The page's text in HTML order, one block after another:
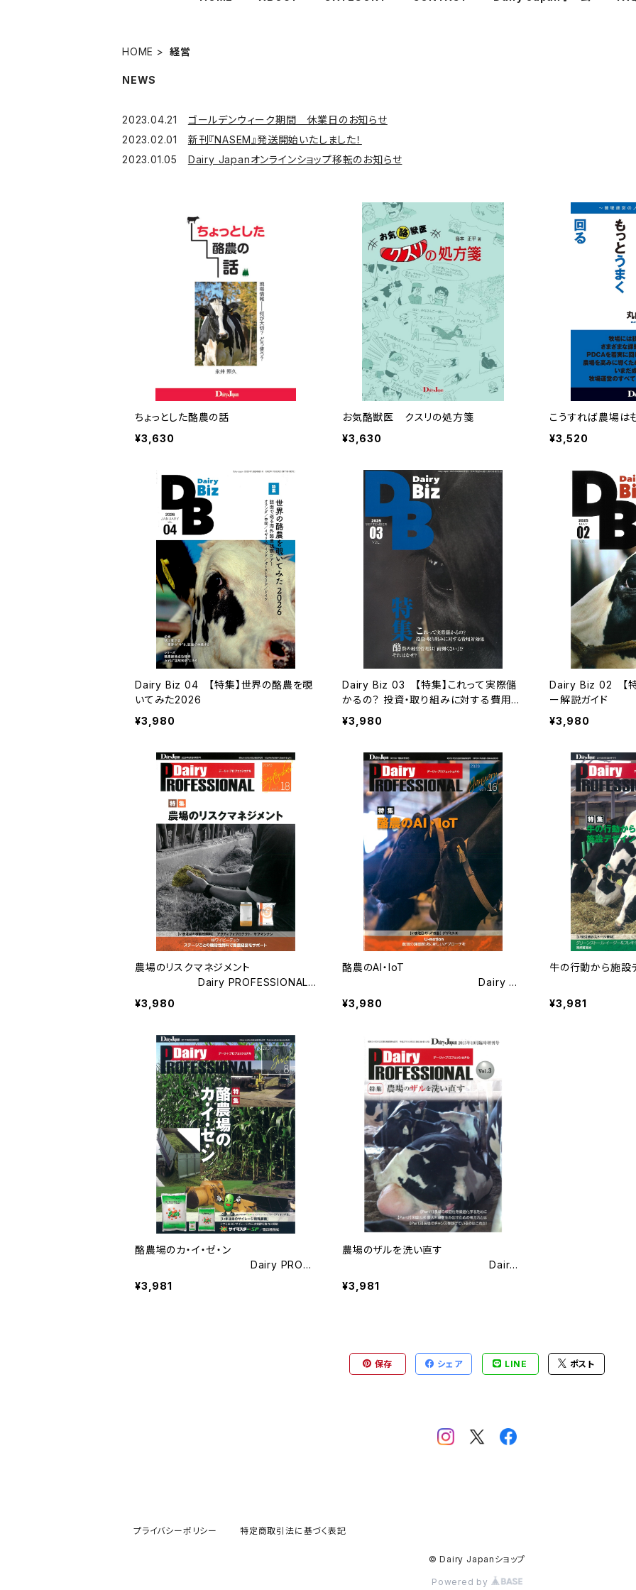
HOME 経営
NEWS
2023.04.21 ゴールデンウィーク期間 休業日のお知らせ
2023.02.01 新刊『NASEM』発送開始いたしました！
2023.01.05 Dairy Japanオンラインショップ移転のお知らせ
ちょっとした酪農の話
¥3,630
お気酪獣医 クスリの処方箋
¥3,630
こうすれば農場は
¥3,520
Dairy Biz 04 【特集】世界の酪農を覗
いてみた2026
¥3,980
Dairy Biz 03 【特集】これって実際儲
かるの？ 投資・取り組みに対する費用対
効果
¥3,980
Dairy Biz 02 【特
ー解説ガイド
¥3,980
農場のリスクマネジメント
Dairy PROFESSIONAL
Vol.18
¥3,980
酪農のAI・IoT
Dairy PR
OFESSIONAL Vol.16
¥3,980
牛の行動から施
FESSIONAL Vol.11
¥3,981
酪農場のカ・イ・ゼ・ン
Dairy PROFE
SSIONAL Vol.8
¥3,981
農場のザルを洗い直す
Dairy
PROFESSIONAL Vol.3
¥3,981
保存 シェア LINE ポスト
プライバシーポリシー 特定商取引法に基づく表記
© Dairy Japanショップ
Powered by